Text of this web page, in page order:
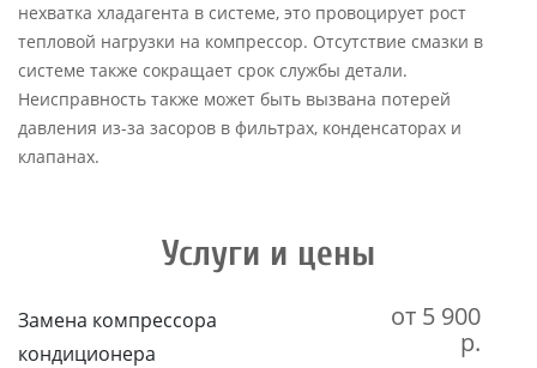
нехватка хладагента в системе, это провоцирует рост
тепловой нагрузки на компрессор. Отсутствие смазки в
системе также сокращает срок службы детали.
Неисправность также может быть вызвана потерей
давления из-за засоров в фильтрах, конденсаторах и
клапанах.
Услуги и цены
Замена компрессора
кондиционера
от 5 900
р.